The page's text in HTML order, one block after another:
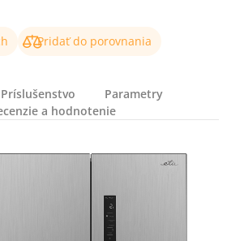
Pridať do porovnania
Príslušenstvo
Parametry
a hodnotenie